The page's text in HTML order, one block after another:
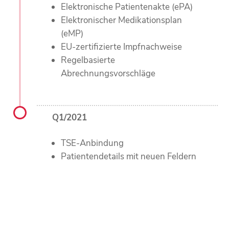
Elektronische Patientenakte (ePA)
Elektronischer Medikationsplan
(eMP)
EU-zertifizierte Impfnachweise
Regelbasierte
Abrechnungsvorschläge
Q1/2021
TSE-Anbindung
Patientendetails mit neuen Feldern